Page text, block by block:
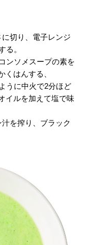
に切り、電子レンジ
る。
ンソメスープの素を
くはんする、
うに中火で2分ほど
イルを加えて塩で味
を搾り、ブラック